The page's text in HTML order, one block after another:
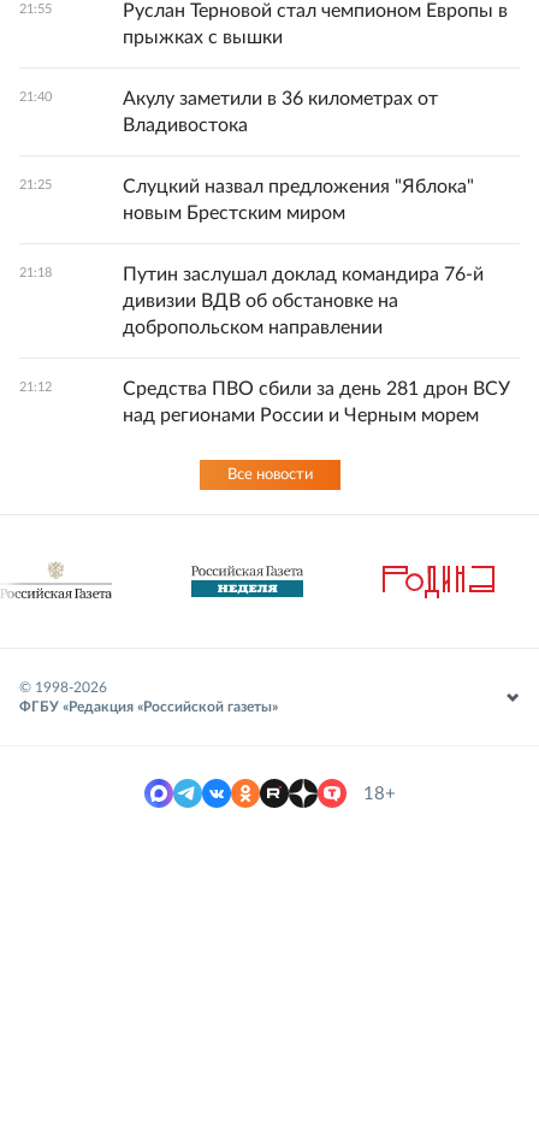
21:55
Руслан Терновой стал чемпионом Европы в
прыжках с вышки
21:40
Акулу заметили в 36 километрах от
Владивостока
21:25
Слуцкий назвал предложения "Яблока"
новым Брестским миром
21:18
Путин заслушал доклад командира 76-й
дивизии ВДВ об обстановке на
добропольском направлении
21:12
Средства ПВО сбили за день 281 дрон ВСУ
над регионами России и Черным морем
Все новости
© 1998-2026
ФГБУ «Редакция «Российской газеты»
18+